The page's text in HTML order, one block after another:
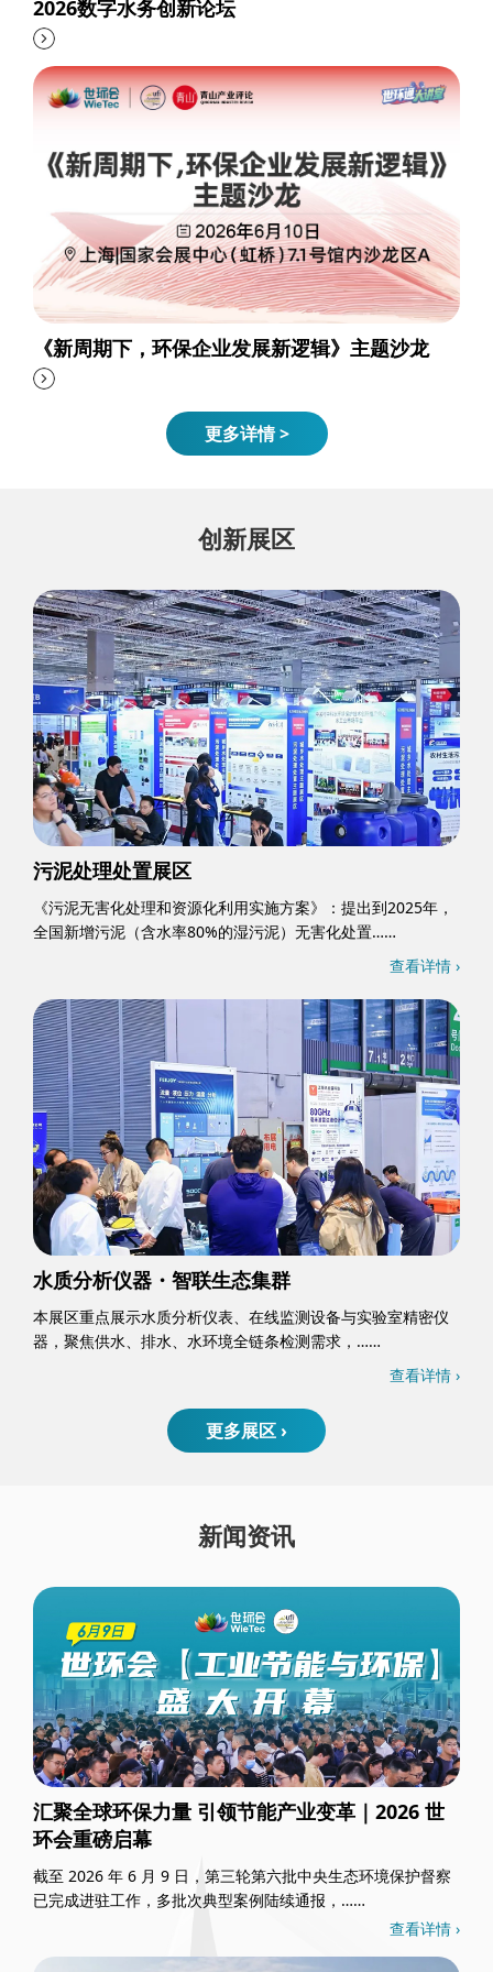
2026数字水务创新论坛
《新周期下，环保企业发展新逻辑》主题沙龙
更多详情 >
创新展区
污泥处理处置展区
《污泥无害化处理和资源化利用实施方案》：提出到2025年，
全国新增污泥（含水率80%的湿污泥）无害化处置……
查看详情 ›
水质分析仪器・智联生态集群
本展区重点展示水质分析仪表、在线监测设备与实验室精密仪
器，聚焦供水、排水、水环境全链条检测需求，……
查看详情 ›
更多展区 ›
新闻资讯
汇聚全球环保力量 引领节能产业变革｜2026 世
环会重磅启幕
截至 2026 年 6 月 9 日，第三轮第六批中央生态环境保护督察
已完成进驻工作，多批次典型案例陆续通报，……
查看详情 ›